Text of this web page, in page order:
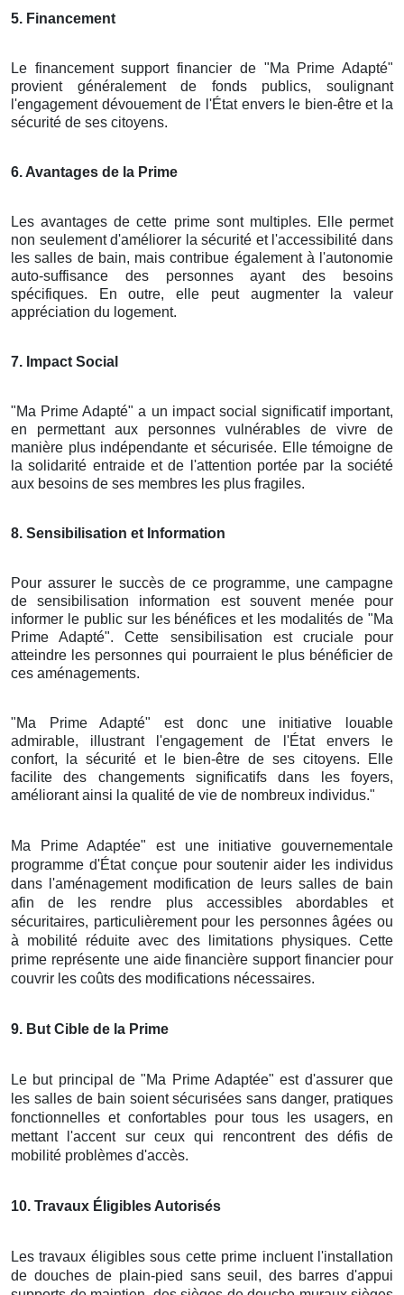
5. Financement
Le financement support financier de "Ma Prime Adapté"
provient généralement de fonds publics, soulignant
l'engagement dévouement de l'État envers le bien-être et la
sécurité de ses citoyens.
6. Avantages de la Prime
Les avantages de cette prime sont multiples. Elle permet
non seulement d'améliorer la sécurité et l'accessibilité dans
les salles de bain, mais contribue également à l'autonomie
auto-suffisance des personnes ayant des besoins
spécifiques. En outre, elle peut augmenter la valeur
appréciation du logement.
7. Impact Social
"Ma Prime Adapté" a un impact social significatif important,
en permettant aux personnes vulnérables de vivre de
manière plus indépendante et sécurisée. Elle témoigne de
la solidarité entraide et de l'attention portée par la société
aux besoins de ses membres les plus fragiles.
8. Sensibilisation et Information
Pour assurer le succès de ce programme, une campagne
de sensibilisation information est souvent menée pour
informer le public sur les bénéfices et les modalités de "Ma
Prime Adapté". Cette sensibilisation est cruciale pour
atteindre les personnes qui pourraient le plus bénéficier de
ces aménagements.
"Ma Prime Adapté" est donc une initiative louable
admirable, illustrant l'engagement de l'État envers le
confort, la sécurité et le bien-être de ses citoyens. Elle
facilite des changements significatifs dans les foyers,
améliorant ainsi la qualité de vie de nombreux individus."
Ma Prime Adaptée" est une initiative gouvernementale
programme d'État conçue pour soutenir aider les individus
dans l'aménagement modification de leurs salles de bain
afin de les rendre plus accessibles abordables et
sécuritaires, particulièrement pour les personnes âgées ou
à mobilité réduite avec des limitations physiques. Cette
prime représente une aide financière support financier pour
couvrir les coûts des modifications nécessaires.
9. But Cible de la Prime
Le but principal de "Ma Prime Adaptée" est d'assurer que
les salles de bain soient sécurisées sans danger, pratiques
fonctionnelles et confortables pour tous les usagers, en
mettant l'accent sur ceux qui rencontrent des défis de
mobilité problèmes d'accès.
10. Travaux Éligibles Autorisés
Les travaux éligibles sous cette prime incluent l'installation
de douches de plain-pied sans seuil, des barres d'appui